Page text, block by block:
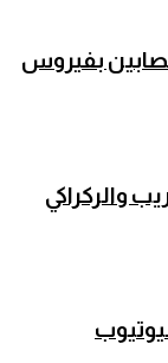
بفيروس
والركراكي